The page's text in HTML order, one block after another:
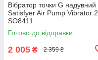
Вібратор точки G надувний
Satisfyer Air Pump Vibrator 2
SO8411
Готово до відправки
2 005 ₴ 2 359 ₴